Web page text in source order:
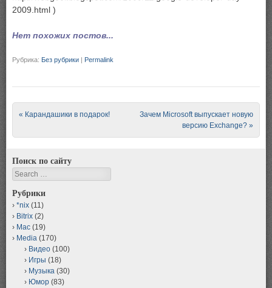
2009.html )
Нет похожих постов...
Рубрика: Без рубрики Permalink
Post navigation
« Карандашики в подарок!
Зачем Microsoft выпускает новую
версию Exchange? »
Поиск по сайту
Search
Рубрики
*nix (11)
Bitrix (2)
Mac (19)
Media (170)
Видео (100)
Игры (18)
Музыка (30)
Юмор (83)